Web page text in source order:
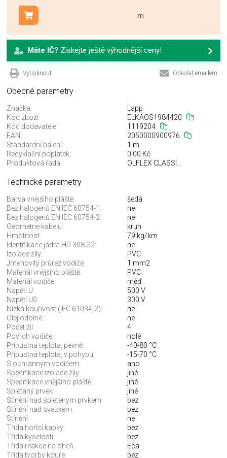
m
Přidat do košíku
Máte IČ? Získejte ještě výhodnější ceny!
Vytisknout Odeslat emailem
Obecné parametry
Značka:
Lapp
Kód zboží:
ELKAOS1984420
Kód dodavatele:
1119204
EAN:
2050000900976
Standardní balení:
1 m
Recyklační poplatek:
0,00 Kč
Produktová řada:
OLFLEX CLASSIC 110
Technické parametry
Barva vnějšího pláště:
šedá
Bez halogenů EN IEC 60754-1:
ne
Bez halogenů EN IEC 60754-2:
ne
Geometrie kabelu:
kruh
Hmotnost:
79 kg/km
Identifikace jádra HD 308 S2:
ne
Izolace žíly:
PVC
Jmenovitý průřez vodiče:
1 mm2
Materiál vnějšího pláště:
PVC
Materiál vodiče:
měď
Napětí U:
500 V
Napětí U0:
300 V
Nízká kouřivost (IEC 61034-2):
ne
Olejiodolné.:
ne
Počet žil:
4
Povrch vodiče:
holé
Přípustná teplota, pevně:
-40-80 °C
Přípustná teplota, v pohybu:
-15-70 °C
S ochranným vodičem:
ano
Specifikace izolace žíly:
jiné
Specifikace vnějšího pláště:
jiné
Splétaný prvek:
jiné
Stínění nad spleteným prvkem:
bez
Stínění nad svazkem:
bez
Stínění:
ne
Třída hořící kapky:
bez
Třída kyselosti:
bez
Třída reakce na oheň:
Eca
Třída tvorby kouře:
bez